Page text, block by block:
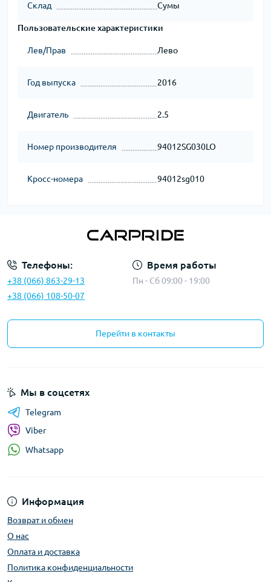
Склад Сумы
Пользовательские характеристики
Лев/Прав Лево
Год выпуска 2016
Двигатель 2.5
Номер производителя 94012SG030LO
Кросс-номера 94012sg010
Телефоны:
+38 (066) 863-29-13
+38 (066) 108-50-07
Время работы
Пн - Сб 09:00 - 19:00
Перейти в контакты
Информация
Возврат и обмен
О нас
Оплата и доставка
Политика конфиденциальности
Мы в соцсетях
Telegram
Viber
Whatsapp